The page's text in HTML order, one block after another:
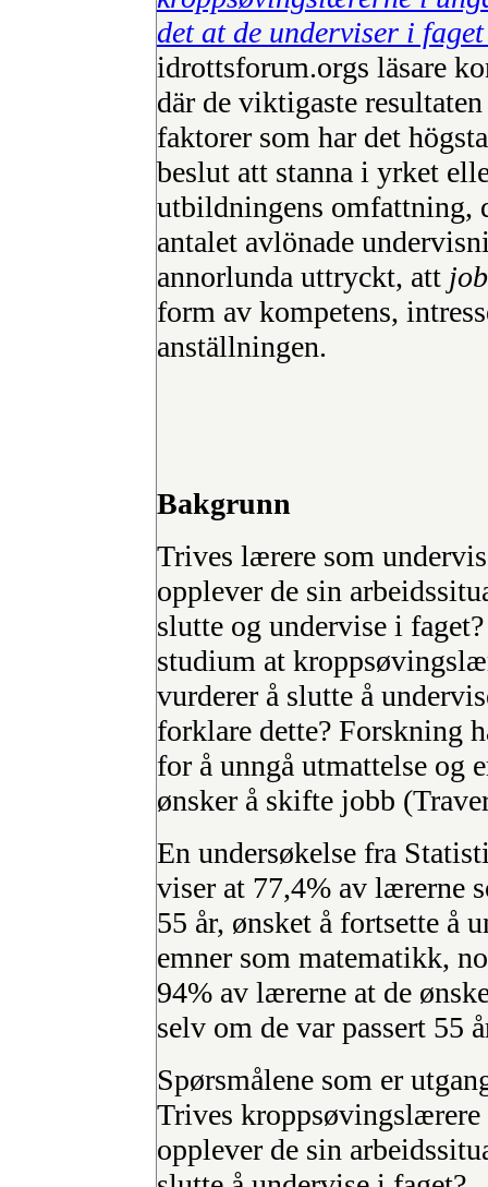
det at de underviser i
idrottsforum.orgs läsare
där de viktigaste
faktorer som har det
beslut att stanna i yrket
utbildningens omfattning,
antalet avlönade
annorlunda uttryckt, att
form av kompetens,
anställningen.
Bakgrunn
Trives lærere som
opplever de sin
slutte og undervise i
studium at
vurderer å slutte å
forklare dette? Forskning
for å unngå utmattelse og
ønsker å skifte jobb
En undersøkelse fra
viser at 77,4% av lærerne
55 år, ønsket å fortsette å
emner som matematikk,
94% av lærerne at de
selv om de var passert 55
Spørsmålene som er
Trives
opplever de sin